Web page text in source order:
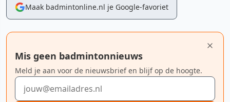
Maak badmintonline.nl je Google-favoriet
Mis geen badmintonnieuws
Meld je aan voor de nieuwsbrief en blijf op de hoogte.
E-mailadres